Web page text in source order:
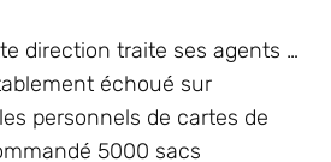
direction traite ses agents …
échoué sur
personnels de cartes de
5000 sacs